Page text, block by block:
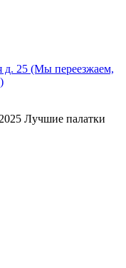
д. 25 (Мы переезжаем,
Лучшие палатки